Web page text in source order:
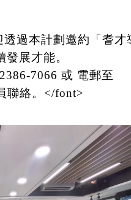
過本計劃邀約「耆才
展才能。
7066 或 電郵至
聯絡。</font>